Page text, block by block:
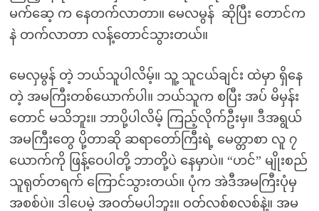
မက်ဆေ့ က နေတက်လာတာ။ မေလမွန် ဆိုပြီး တောင်က
နဲ တက်လာတာ လန့်တောင်သွားတယ်။
မေလှမွန် တဲ့ ဘယ်သူပါလိမ့်။ သူ့ သူငယ်ချင်း ထဲမှာ ရှိနေ
တဲ့ အမကြီးတစ်ယောက်ပါ။ ဘယ်သူက စပြီး အပ် မိမှန်း
တောင် မသိဘူး။ ဘာပို့ပါလိမ့် ကြည့်လိုက်ဦးမှ။ ဒီအရွယ်
အမကြီးတွေ ပို့တာဆို ဆရာတော်ကြီးရဲ့ မေတ္တာစာ လူ ၇
ယောက်ကို ဖြန့်ဝေပါတို့ ဘာတို့ပဲ နေမှာပဲ။ “ဟင်” မျိုးစည်
သူရုတ်တရက် ကြောင်သွားတယ်။ ပုံက အဲဒီအမကြီးပုံမှ
အစစ်ပဲ။ ဒါပေမဲ့ အဝတ်မပါဘူး။ ဝတ်လစ်စလစ်နဲ့။ အမ